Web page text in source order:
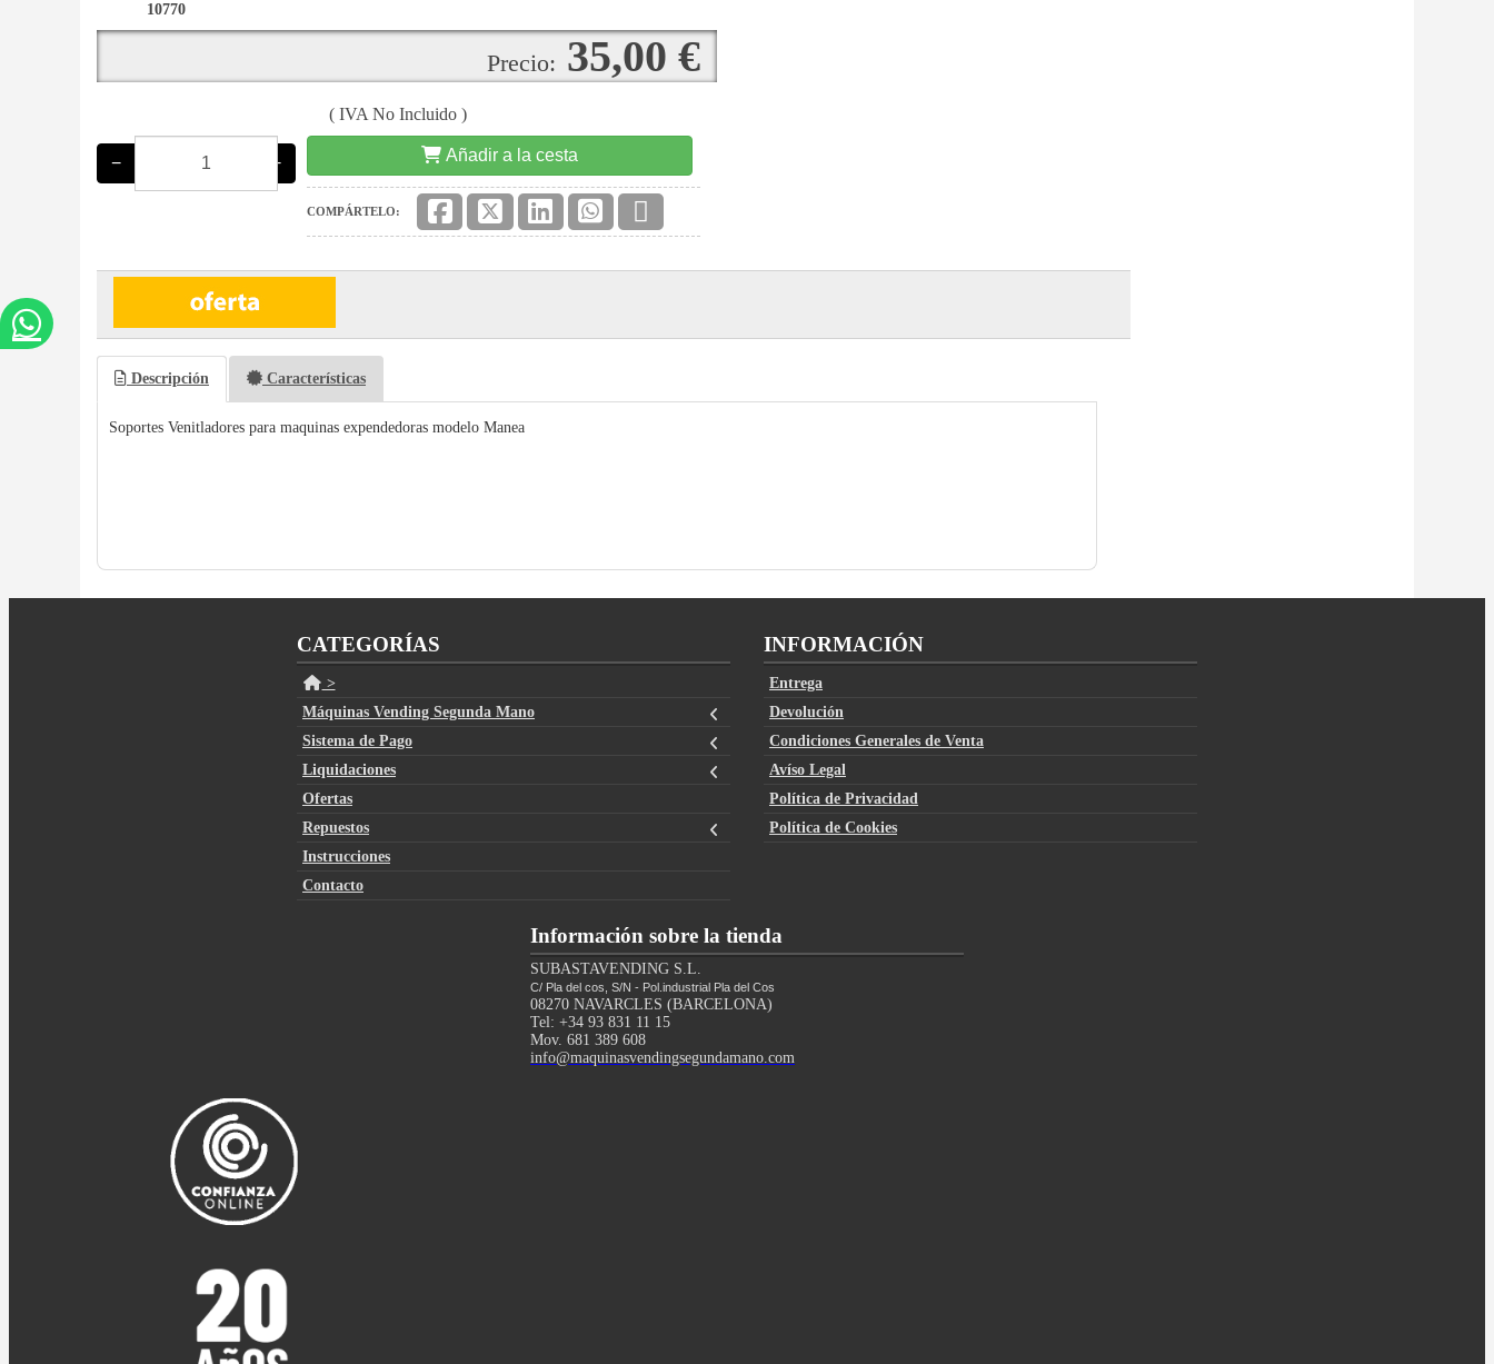
10770
Precio: 35,00 €
( IVA No Incluido )
− + Añadir a la cesta
COMPÁRTELO:
Descripción Características
Soportes Venitladores para maquinas expendedoras modelo Manea
CATEGORÍAS
>
Máquinas Vending Segunda Mano
Sistema de Pago
Liquidaciones
Ofertas
Repuestos
Instrucciones
Contacto
INFORMACIÓN
Entrega
Devolución
Condiciones Generales de Venta
Avíso Legal
Política de Privacidad
Política de Cookies
Información sobre la tienda
SUBASTAVENDING S.L.
C/ Pla del cos, S/N - Pol.industrial Pla del Cos
08270 NAVARCLES (BARCELONA)
Tel: +34 93 831 11 15
Mov. 681 389 608
info@maquinasvendingsegundamano.com